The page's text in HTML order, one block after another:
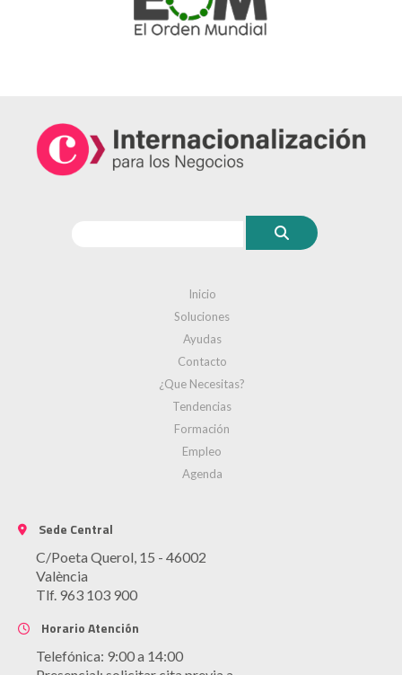
Inicio
Soluciones
Ayudas
Contacto
¿Que Necesitas?
Tendencias
Formación
Empleo
Agenda
Sede Central
C/Poeta Querol, 15 - 46002
València
Tlf. 963 103 900
Horario Atención
Telefónica: 9:00 a 14:00